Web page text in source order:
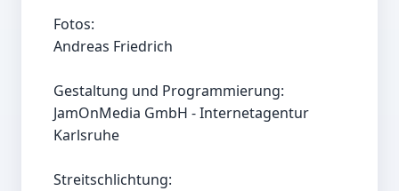
Fotos:
Andreas Friedrich
Gestaltung und Programmierung:
JamOnMedia GmbH - Internetagentur
Karlsruhe
Streitschlichtung: